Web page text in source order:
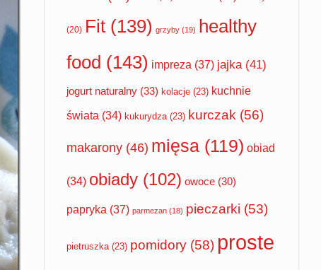
(20) Fit(139) grzyby(19) healthy
food (143) impreza (37) jajka(41)
jogurt naturalny(33) kolacje(23) kuchnie
świata (34) kukurydza(23) kurczak (56)
makarony(46) mięsa(119) obiad
(34) obiady(102) owoce(30)
papryka (37) parmezan(18) pieczarki (53)
pietruszka(23) pomidory(58) proste